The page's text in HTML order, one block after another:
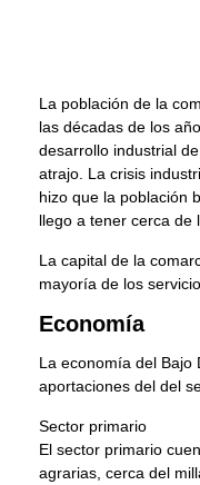
La población de la
las décadas de los
desarrollo industrial
atrajo. La crisis
hizo que la población
llego a tener cerca de
La capital de la
mayoría de los
Economía
La economía del Bajo
aportaciones del del
Sector primario
El sector primario
agrarias, cerca del